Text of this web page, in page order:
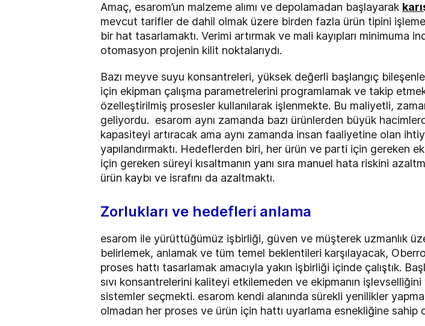
Amaç, esarom’un malzeme alımı ve depolamadan başlayarak
mevcut tarifler de dahil olmak üzere birden fazla ürün tipini
bir hat tasarlamaktı. Verimi artırmak ve mali kayıpları minimuma
otomasyon projenin kilit noktalarıydı.
Bazı meyve suyu konsantreleri, yüksek değerli başlangıç
için ekipman çalışma parametrelerini programlamak ve takip
özelleştirilmiş prosesler kullanılarak işlenmekte. Bu maliyetli,
geliyordu. esarom aynı zamanda bazı ürünlerden büyük
kapasiteyi artıracak ama aynı zamanda insan faaliyetine olan
yapılandırmaktı. Hedeflerden biri, her ürün ve parti için gereken
için gereken süreyi kısaltmanın yanı sıra manuel hata riskini
ürün kaybı ve israfını da azaltmaktı.
Zorlukları ve hedefleri anlama
esarom ile yürüttüğümüz işbirliği, güven ve müşterek uzmanlık
belirlemek, anlamak ve tüm temel beklentileri karşılayacak,
proses hattı tasarlamak amacıyla yakın işbirliği içinde çalıştık.
sıvı konsantrelerini kaliteyi etkilemeden ve ekipmanın
sistemler seçmekti. esarom kendi alanında sürekli yenilikler
olmadan her proses ve ürün için hattı uyarlama esnekliğine sahip